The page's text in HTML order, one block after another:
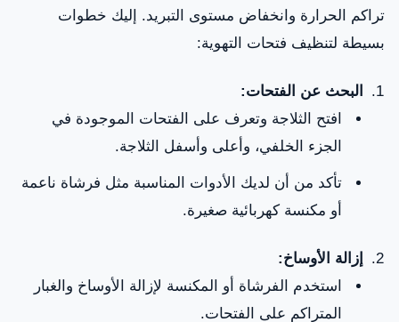
تراكم الحرارة وانخفاض مستوى التبريد. إليك خطوات
بسيطة لتنظيف فتحات التهوية:
البحث عن الفتحات:
افتح الثلاجة وتعرف على الفتحات الموجودة في
الجزء الخلفي، وأعلى وأسفل الثلاجة.
تأكد من أن لديك الأدوات المناسبة مثل فرشاة ناعمة
أو مكنسة كهربائية صغيرة.
إزالة الأوساخ:
استخدم الفرشاة أو المكنسة لإزالة الأوساخ والغبار
المتراكم على الفتحات.